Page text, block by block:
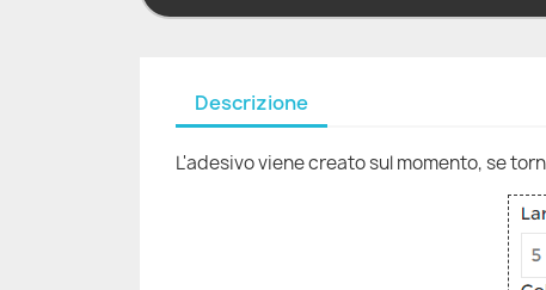
Descrizione
L'adesivo viene creato sul momento, se